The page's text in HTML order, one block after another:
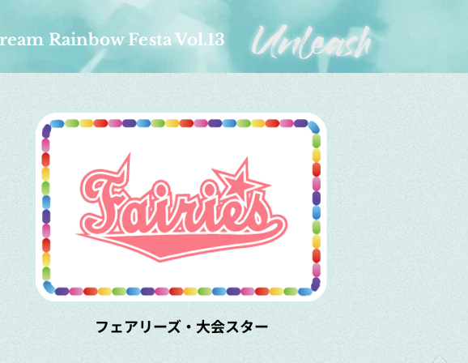
Rainbow Festa Vol.13
フェアリーズ・大会スター